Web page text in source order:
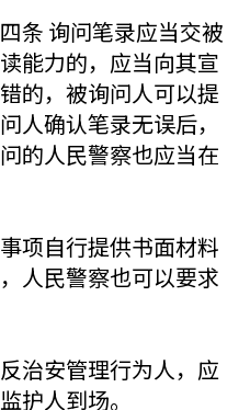
条 询问笔录应当交被
能力的，应当向其宣
的，被询问人可以提
人确认笔录无误后，
的人民警察也应当在
项自行提供书面材料
人民警察也可以要求
治安管理行为人，应
护人到场。